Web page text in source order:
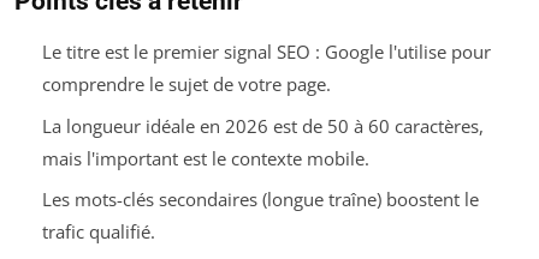
Le titre est le premier signal SEO : Google l'utilise pour
comprendre le sujet de votre page.
La longueur idéale en 2026 est de 50 à 60 caractères,
mais l'important est le contexte mobile.
Les mots-clés secondaires (longue traîne) boostent le
trafic qualifié.